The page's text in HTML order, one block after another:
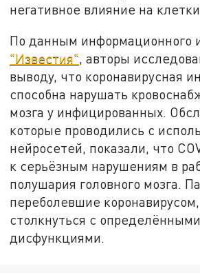
негативное влияние на
По данным информационного
"Известия", авторы
выводу, что коронавирусная
способна нарушать
мозга у инфицированных.
которые проводились с
нейросетей, показали, что
к серьёзным нарушениям в
полушария головного мозга.
переболевшие
столкнуться с
дисфункциями.